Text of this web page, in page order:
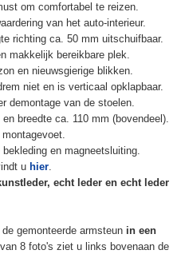
om comfortabel te reizen.
van het auto-interieur.
richting ca. 50 mm uitschuifbaar.
makkelijk bereikbare plek.
en nieuwsgierige blikken.
niet en is verticaal opklapbaar.
demontage van de stoelen.
breedte ca. 110 mm (bovendeel).
en magneetsluiting.
u hier.
echt leder en echt leder
gemonteerde armsteun in een
8 foto's ziet u links bovenaan de